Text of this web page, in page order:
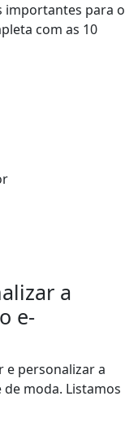
importantes para o
com as 10
a
e-
e personalizar a
moda. Listamos